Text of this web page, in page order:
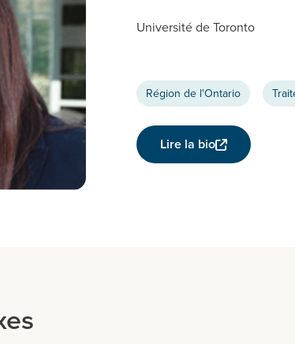
Université de Toronto
Région de l'Ontario
Lire la bio